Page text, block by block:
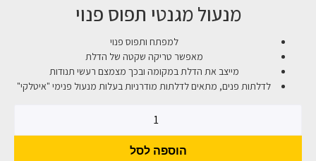
מנעול מגנטי תפוס פנוי
למפתח ותפוס פנוי
מאפשר טריקה שקטה של הדלת
מייצב את הדלת במקומה ובכך מצמצם רעשי תנודות
לדלתות פנים, מתאים לדלתות מודרניות בעלות מנעול פנימי "איטלקי"
הוספה לסל